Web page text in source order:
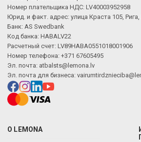
Номер плательщика НДС: LV40003952958
Юрид. и факт. адрес: улица Краста 105, Рига,
Банк: AS Swedbank
Код банка: HABALV22
Расчетный счет: LV89HABA0551018001906
Номер телефона: +371 67605495
Эл. почта: atbalsts@lemona.lv
Эл. почта для бизнеса:
О LEMONA